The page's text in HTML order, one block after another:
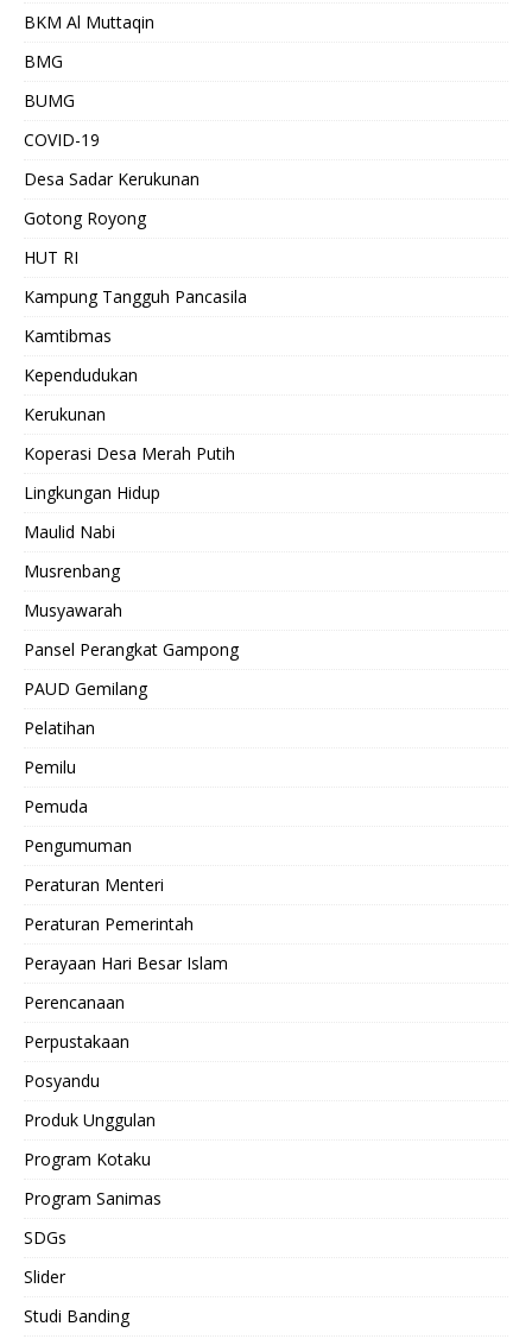
BKM Al Muttaqin
BMG
BUMG
COVID-19
Desa Sadar Kerukunan
Gotong Royong
HUT RI
Kampung Tangguh Pancasila
Kamtibmas
Kependudukan
Kerukunan
Koperasi Desa Merah Putih
Lingkungan Hidup
Maulid Nabi
Musrenbang
Musyawarah
Pansel Perangkat Gampong
PAUD Gemilang
Pelatihan
Pemilu
Pemuda
Pengumuman
Peraturan Menteri
Peraturan Pemerintah
Perayaan Hari Besar Islam
Perencanaan
Perpustakaan
Posyandu
Produk Unggulan
Program Kotaku
Program Sanimas
SDGs
Slider
Studi Banding